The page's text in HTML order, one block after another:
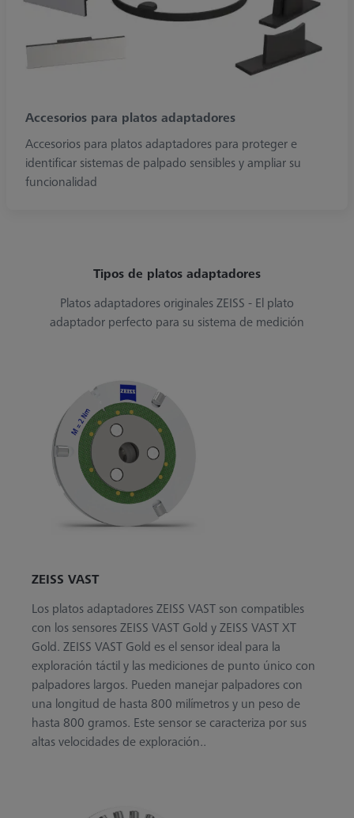
Accesorios para platos adaptadores
Accesorios para platos adaptadores para proteger e
identificar sistemas de palpado sensibles y ampliar su
funcionalidad
Tipos de platos adaptadores
Platos adaptadores originales ZEISS - El plato
adaptador perfecto para su sistema de medición
ZEISS VAST
Los platos adaptadores ZEISS VAST son compatibles
con los sensores ZEISS VAST Gold y ZEISS VAST XT
Gold. ZEISS VAST Gold es el sensor ideal para la
exploración táctil y las mediciones de punto único con
palpadores largos. Pueden manejar palpadores con
una longitud de hasta 800 milímetros y un peso de
hasta 800 gramos. Este sensor se caracteriza por sus
altas velocidades de exploración..